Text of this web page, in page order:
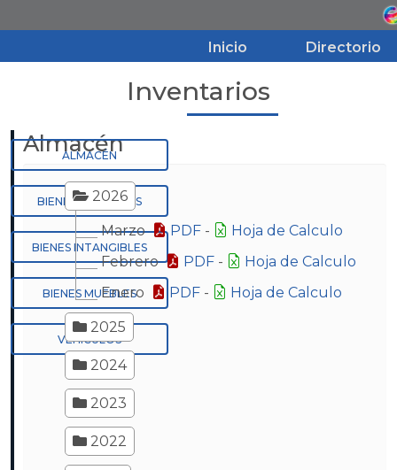
Inicio Directorio
Inicio
Aviso de Privacidad
Transparencia
Inventarios
ALMACÉN
BIENES INMUEBLES
BIENES INTANGIBLES
BIENES MUEBLES
VEHÍCULOS
Almacén
2026
Marzo PDF -
Hoja de Calculo
Febrero
PDF -
Hoja de Calculo
Enero
PDF - Hoja de Calculo
2025
2024
2023
2022